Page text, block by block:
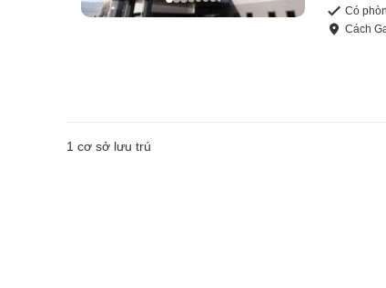
Có
Cách
1 cơ sở lưu trú